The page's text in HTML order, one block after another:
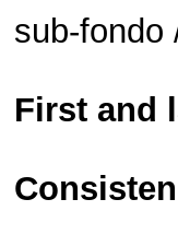
sub-fondo
First and